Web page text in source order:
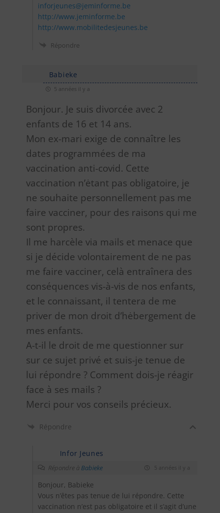
inforjeunes@jeminforme.be
http://www.jeminforme.be
http://www.mobilitedesjeunes.be
Répondre
Babieke
5 années il y a
Bonjour. Je suis divorcée avec 2
enfants de 16 et 14 ans.
Mon ex-mari exige de connaître les
dates programmées de ma
vaccination anti-covid. Cette
vaccination n’ėtant pas obligatoire, je
ne souhaite personnellement pas me
faire vacciner, pour des raisons qui me
sont propres.
Il me harcèle via mails et menace que
si je décide volontairement de ne pas
me faire vacciner, celà entraînera des
conséquences vis-à-vis de nos enfants,
et le connaissant, il tentera de me
priver de mon droit d’hėbergement de
mes enfants.
A-t-il le droit de me questionner sur
sur ce sujet privé et suis-je tenue de
lui répondre ? Comment dois-je réagir
face à ses mails ?
Merci pour vos conseils précieux.
Répondre
Infor Jeunes
Répondre à Babieke 5 années il y a
Bonjour, Babieke
Vous n’êtes pas tenue de lui répondre. Cette
vaccination n’est pas obligatoire et il s’agit d’une